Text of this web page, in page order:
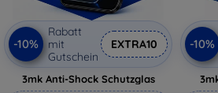
-10%
Rabatt
mit
Gutschein
EXTRA10
3mk Anti-Shock Schutzglas
-10%